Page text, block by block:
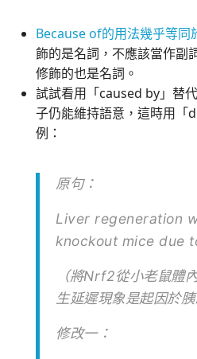
Because of的用法幾乎等同
飾的是名詞，不應該當作副
修飾的也是名詞。
試試看用「caused by」替
子仍能維持語意，這時用「
例：
原句：
Liver regeneration
knockout mice due
（將Nrf2從小老鼠體
生延遲現象是起因於胰
修改一：